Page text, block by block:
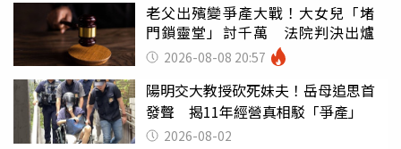
老父出殯變爭產大戰！大女兒「堵
門鎖靈堂」討千萬 法院判決出爐
2026-08-08 20:57
陽明交大教授砍死妹夫！岳母追思首
發聲 揭11年經營真相駁「爭產」
2026-08-02